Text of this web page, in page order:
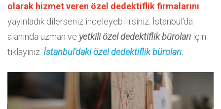
olarak hizmet veren özel dedektiflik firmalarını
yayınladık dilerseniz inceleyebilirsiniz. İstanbul'da
alanında uzman ve yetkili özel dedektiflik büroları için
tıklayınız. İstanbul'daki özel dedektiflik büroları.